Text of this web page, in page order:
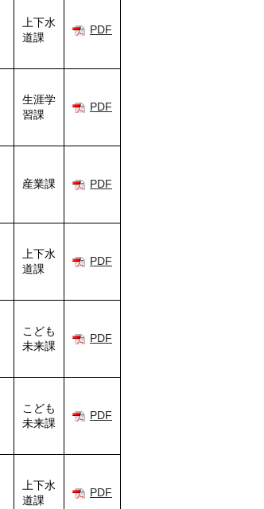
上下水
道課
PDF
生涯学
習課
PDF
産業課 PDF
上下水
道課
PDF
こども
未来課
PDF
こども
未来課
PDF
上下水
道課
PDF